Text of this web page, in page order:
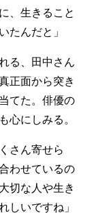
、生きること
たんだと」
る、田中さん
正面から突き
てた。俳優の
心にしみる。
さん寄せら
わせているの
切な人や生き
しいですね」